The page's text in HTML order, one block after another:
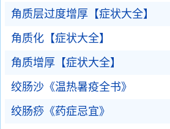
角质层过度增厚【症状大全】
角质化【症状大全】
角质增厚【症状大全】
绞肠沙《温热暑疫全书》
绞肠痧《药症忌宜》